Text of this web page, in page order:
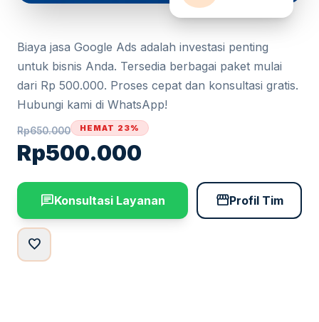
Biaya jasa Google Ads adalah investasi penting
untuk bisnis Anda. Tersedia berbagai paket mulai
dari Rp 500.000. Proses cepat dan konsultasi gratis.
Hubungi kami di WhatsApp!
Rp650.000
Rp500.000
HEMAT 23%
chatKonsultasi Layanan storefrontProfil Tim
favorite